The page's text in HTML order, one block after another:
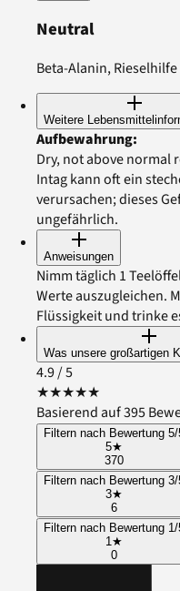
Neutral
Beta-Alanin,
Weitere
Aufbewahrung:
Dry, not above normal
Intag kann oft ein
verursachen; dieses
ungefährlich.
Anweisungen
Nimm täglich 1
Werte auszugleichen.
Flüssigkeit und trinke
Was unsere großartigen
4.9/ 5
★★★★★
Basierend auf 395
Filtern nach Bewertung
5★
370
Filtern nach Bewertung
3★
6
Filtern nach Bewertung
1★
0